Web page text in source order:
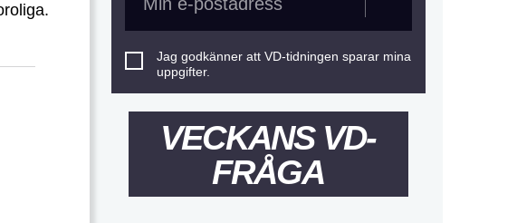
Jag godkänner att VD-tidningen sparar mina
uppgifter.
VECKANS VD-
FRÅGA